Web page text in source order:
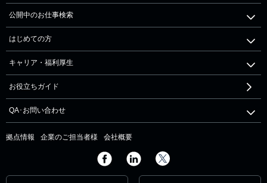
公開中のお仕事検索
はじめての方
キャリア・福利厚生
お役立ちガイド
QA･お問い合わせ
拠点情報 企業のご担当者様 会社概要